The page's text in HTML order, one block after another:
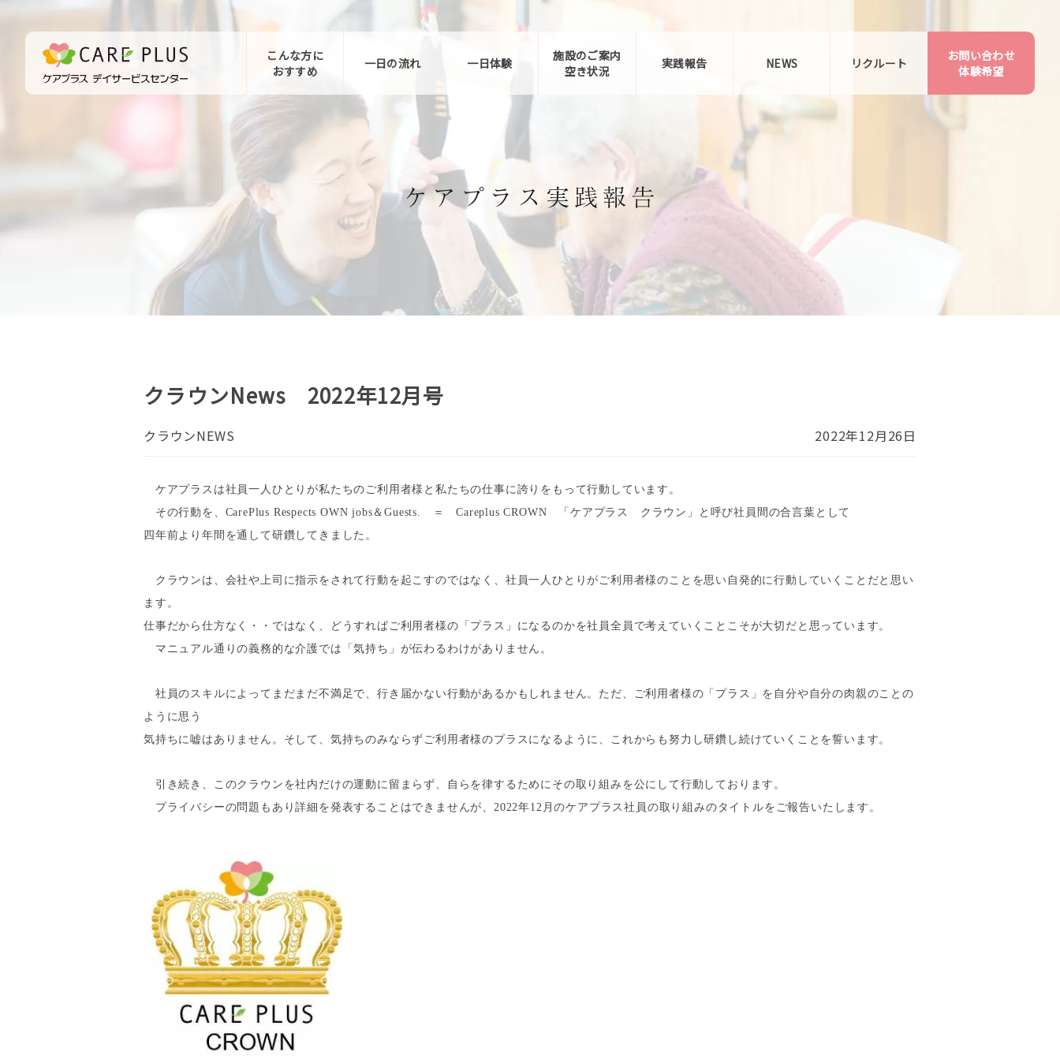
こんな方に
おすすめ
一日の流れ 一日体験
施設のご案内
空き状況
実践報告 NEWS リクルート
お問い合わせ
お問い合わせ
体験希望
クラウンNews 2022年12月号
クラウンNEWS 2022年12月26日
ケアプラスは社員一人ひとりが私たちのご利用者様と私たちの仕事に誇りをもって行動しています。
その行動を、 CarePlus Respects OWN jobs ＆Guests. ＝Careplus CROWN 「ケアプラス クラウン」と呼び社員間の合言葉として
四年前より年間を通して研鑽してきました。
クラウンは、会社や上司に指示をされて行動を起こすのではなく、社員一人ひとりがご利用者様のことを思い自発的に行動していくことだと思い
ます。
仕事だから仕方なく・・ではなく、どうすればご利用者様の「プラス」になるのかを社員全員で考えていくことこそが大切だと思っています。
マニュアル通りの義務的な介護では「気持ち」が伝わるわけがありません。
社員のスキルによってまだまだ不満足で、行き届かない行動があるかもしれません。ただ、ご利用者様の「プラス」を自分や自分の肉親のことの
ように思う
気持ちに嘘はありません。 そして、気持ちのみならずご利用者様のプラスになるように、これからも努力し研鑽し続けていくことを誓います。
引き続き、このクラウンを社内だけの運動に留まらず、自らを律するためにその取り組みを公にして行動しております。
プライバシーの問題もあり詳細を発表することはできませんが、2022年12月のケアプラス社員の取り組みのタイトルをご報告いたします。